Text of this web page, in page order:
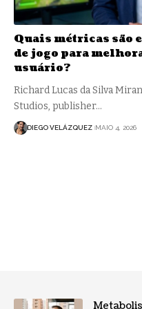
Quais métricas são
de jogo para
usuário?
Richard Lucas da Silva
Studios, publisher…
DIEGO VELÁZQUEZ MAIO 4, 2026